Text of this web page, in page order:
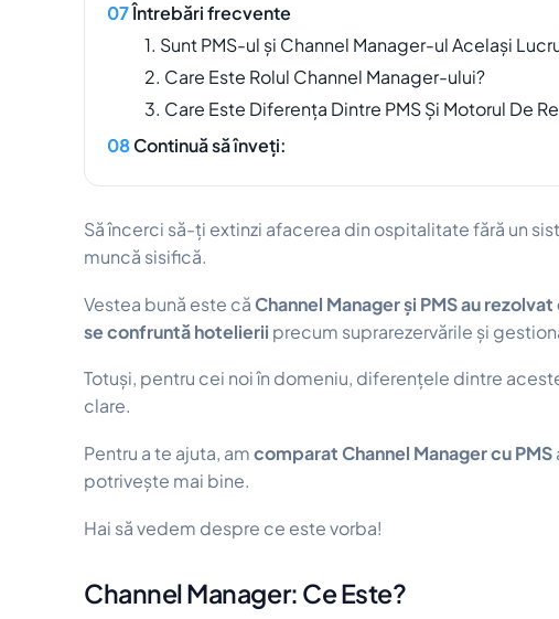
Întrebări frecvente
1. Sunt PMS-ul și Channel Manager-ul Același
2. Care Este Rolul Channel Manager-ului?
3. Care Este Diferența Dintre PMS Și Motorul De
Continuă să înveți:
Să încerci să-ți extinzi afacerea din ospitalitate fără un
muncă sisifică.
Vestea bună este căChannel Manager și PMS au
se confruntă hotelierii precum suprarezervările și
Totuși, pentru cei noi în domeniu, diferențele dintre
clare.
Pentru a te ajuta, amcomparat Channel Manager cu PMS
potrivește mai bine.
Hai să vedem despre ce este vorba!
Channel Manager: Ce Este?